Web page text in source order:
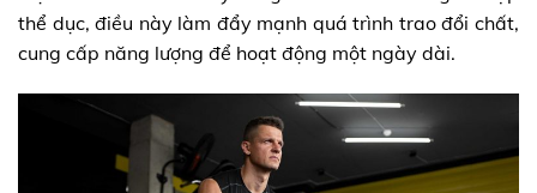
thể dục, điều này làm đẩy mạnh quá trình trao đổi chất,
cung cấp năng lượng để hoạt động một ngày dài.